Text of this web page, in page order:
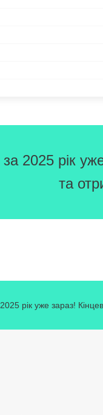
2025 рік
та
рік уже зараз!